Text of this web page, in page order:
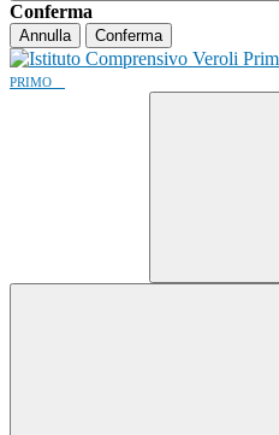
Conferma
Annulla Conferma
PRIMO